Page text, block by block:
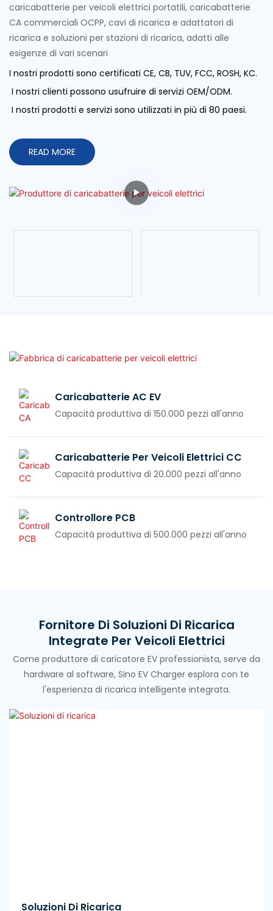
caricabatterie per veicoli elettrici portatili, caricabatterie
CA commerciali OCPP, cavi di ricarica e adattatori di
ricarica e soluzioni per stazioni di ricarica, adatti alle
esigenze di vari scenari
I nostri prodotti sono certificati CE, CB, TUV, FCC, ROSH, KC.
I nostri clienti possono usufruire di servizi OEM/ODM.
I nostri prodotti e servizi sono utilizzati in più di 80 paesi.
READ MORE
Caricabatterie AC EV
Capacità produttiva di 150.000 pezzi all'anno
Caricabatterie Per Veicoli Elettrici CC
Capacità produttiva di 20.000 pezzi all'anno
Controllore PCB
Capacità produttiva di 500.000 pezzi all'anno
Fornitore Di Soluzioni Di Ricarica
Integrate Per Veicoli Elettrici
Come produttore di caricatore EV professionista, serve da
hardware al software, Sino EV Charger esplora con te
l'esperienza di ricarica intelligente integrata.
Soluzioni Di Ricarica